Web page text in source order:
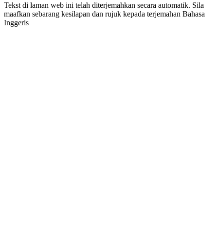
Tekst di laman web ini telah diterjemahkan secara automatik. Sila
maafkan sebarang kesilapan dan rujuk kepada terjemahan Bahasa
Inggeris